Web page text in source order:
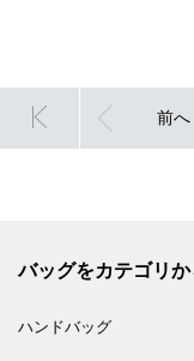
前へ
バッグをカテゴリ
ハンドバッグ